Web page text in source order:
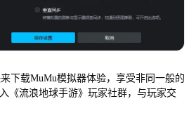
载MuMu模拟器体验，享受非同一般的
《流浪地球手游》玩家社群，与玩家交